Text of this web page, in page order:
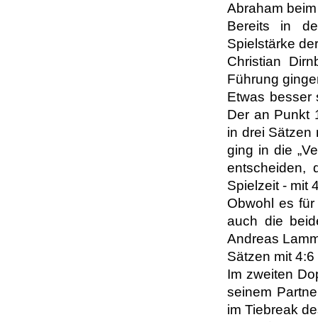
Abraham
Bereits in
Spielstärke
Christian
Führung
Etwas besser
Der an Punkt
in drei Sätzen
ging in die
entscheiden,
Spielzeit - mit
Obwohl es
auch die
Andreas
Sätzen mit
Im zweiten
seinem
im Tiebreak